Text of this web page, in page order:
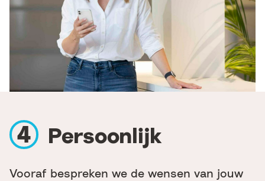
Persoonlijk
Vooraf bespreken we de wensen van jouw